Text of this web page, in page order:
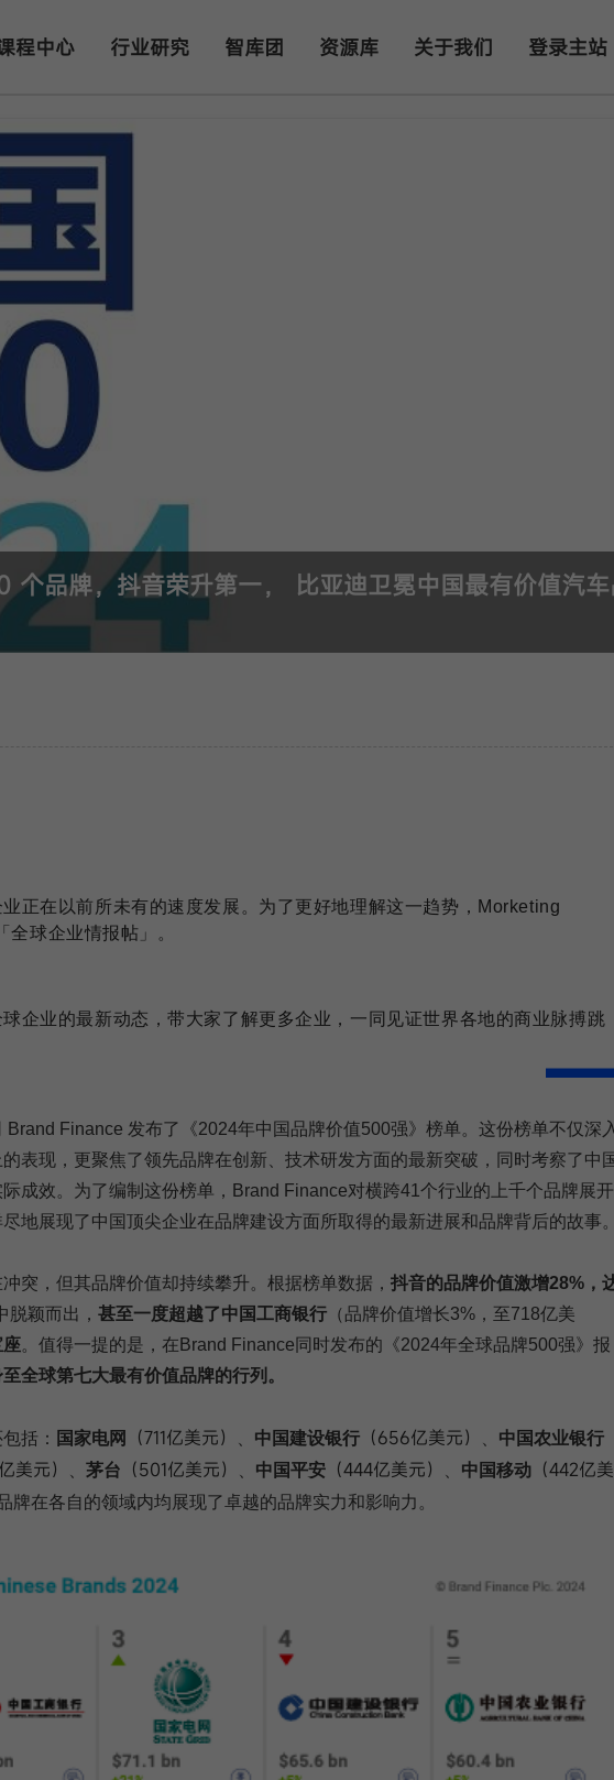
程中心 行业研究 智库团 资源库 关于我们 登录主站
个品牌，抖音荣升第一， 比亚迪卫冕中国最有价值汽
正在以前所未有的速度发展。为了更好地理解这一趋势，Morketing
球企业情报帖」。
企业的最新动态，带大家了解更多企业，一同见证世界各地的商业脉搏跳
Finance 发布了《2024年中国品牌价值500强》榜单。这份榜单不仅深
表现，更聚焦了领先品牌在创新、技术研发方面的最新突破，同时考察了中
成效。为了编制这份榜单，Brand Finance对横跨41个行业的上千个品牌展开
地展现了中国顶尖企业在品牌建设方面所取得的最新进展和品牌背后的故事
突，但其品牌价值却持续攀升。根据榜单数据， 抖音的品牌价值激增28%，
脱颖而出， 甚至一度超越了中国工商银行 （品牌价值增长3%，至718亿美
座。值得一提的是，在Brand Finance同时发布的《2024年全球品牌500强》报
全球第七大最有价值品牌的行列。
括： 国家电网 （711亿美元） 中国建设银行 （656亿美元） 中国农业银行
美元） 茅台 （501亿美元） 中国平安 （444亿美元） 中国移动
（442亿美
牌在各自的领域内均展现了卓越的品牌实力和影响力。